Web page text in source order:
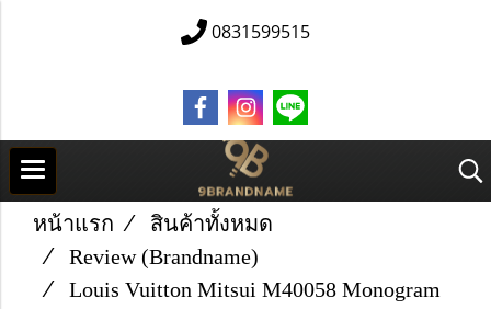
0831599515
หน้าแรก
สินค้าทั้งหมด
Review (Brandname)
Louis Vuitton Mitsui M40058 Monogram